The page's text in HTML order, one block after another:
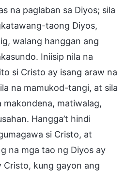
na paglaban sa Diyos; sila
taong Diyos,
walang hanggan ang
Iniisip nila na
si Cristo ay isang araw na
na mamukod-tangi, at sila
makondena, matiwalag,
Hangga’t hindi
si Cristo, at
na mga tao ng Diyos ay
Cristo, kung gayon ang